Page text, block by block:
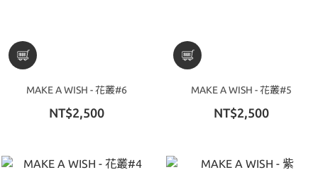
MAKE A WISH - 花叢#6
NT$2,500
MAKE A WISH - 花叢#5
NT$2,500